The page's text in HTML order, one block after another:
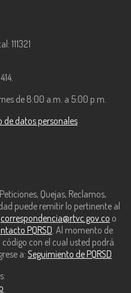
111321
de 8:00 a.m. a 5:00 p.m.
datos personales
Quejas, Reclamos,
puede remitir lo pertinente al
correspondencia@rtvc.gov.co o
PQRSD. Al momento de
con el cual usted podrá
a: Seguimiento de PQRSD